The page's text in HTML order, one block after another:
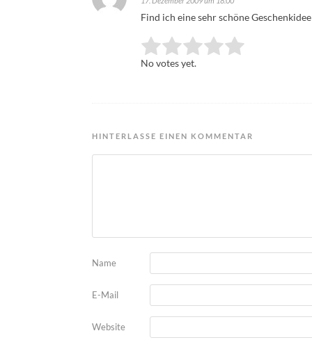
Find ich eine sehr schöne
Rate this item: Submit Rating
No votes yet.
HINTERLASSE EINEN KOMMENTAR
Name
E-Mail
Website